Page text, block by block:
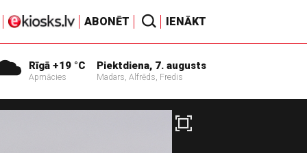
ABONĒT IENĀKT
Rīgā +19 °C
Apmācies
Piektdiena, 7. augusts
Madars, Alfrēds, Fredis